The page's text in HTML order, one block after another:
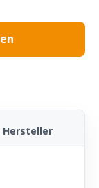
Hersteller